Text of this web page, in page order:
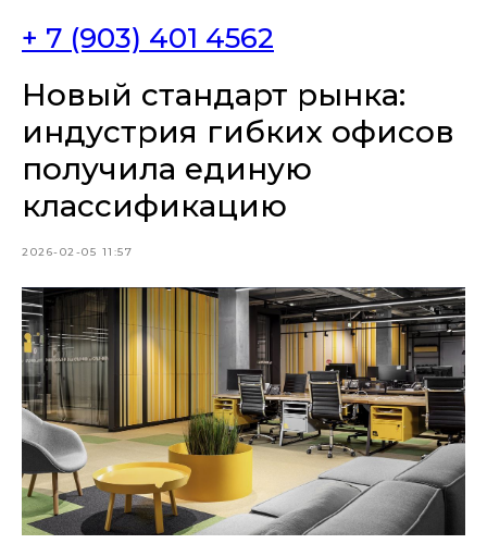
+ 7 (903) 401 4562
Новый стандарт рынка:
индустрия гибких офисов
получила единую
классификацию
2026-02-05 11:57